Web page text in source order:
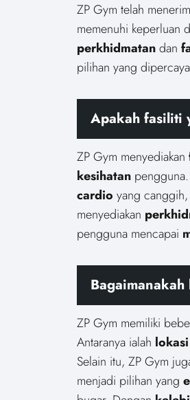
ZP Gym telah
memenuhi keperluan
perkhidmatandan
pilihan yang
Apakah fasiliti
ZP Gym menyediakan
kesihatan
cardio yang
menyediakan
pengguna mencapai
ZP Gym memiliki
Antaranya ialah lokasi
Selain itu, ZP Gym
menjadi pilihan yang